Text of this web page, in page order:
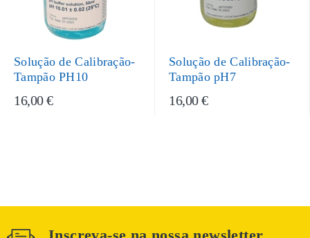
Solução de Calibração-
Tampão PH10
16,00 €
Solução de Calibração-
Tampão pH7
16,00 €